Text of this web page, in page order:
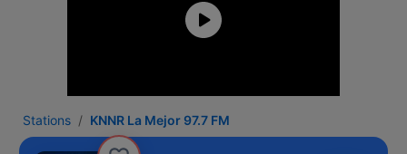
Stations KNNR La Mejor 97.7 FM